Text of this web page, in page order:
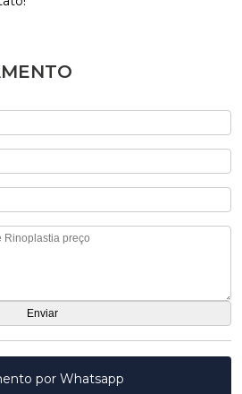
por Whatsapp